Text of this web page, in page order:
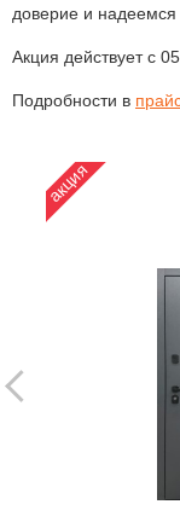
доверие и
Акция действует с
Подробности в
акция